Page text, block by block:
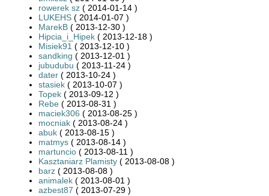
rowerek sz ( 2014-01-14 )
LUKEHS ( 2014-01-07 )
MarekB ( 2013-12-30 )
Hipcia_i_Hipek ( 2013-12-18 )
Misiek91 ( 2013-12-10 )
sandking ( 2013-12-01 )
jubudubu ( 2013-11-24 )
dater ( 2013-10-24 )
stasiek ( 2013-10-07 )
Topek ( 2013-09-12 )
Rebe ( 2013-08-31 )
maciek306 ( 2013-08-25 )
mocniak ( 2013-08-24 )
abuk ( 2013-08-15 )
matmys ( 2013-08-14 )
martuncio ( 2013-08-11 )
Kasztaniarz Plamisty ( 2013-08-08 )
barz ( 2013-08-08 )
animalek ( 2013-08-01 )
azbest87 ( 2013-07-29 )